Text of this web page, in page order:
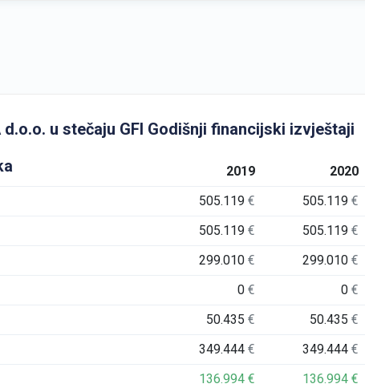
d.o.o. u stečaju GFI Godišnji financijski izvještaji
2019 2020
505.119€ 505.119€
505.119€ 505.119€
299.010€ 299.010€
0€ 0€
50.435€ 50.435€
349.444€ 349.444€
136.994€ 136.994€